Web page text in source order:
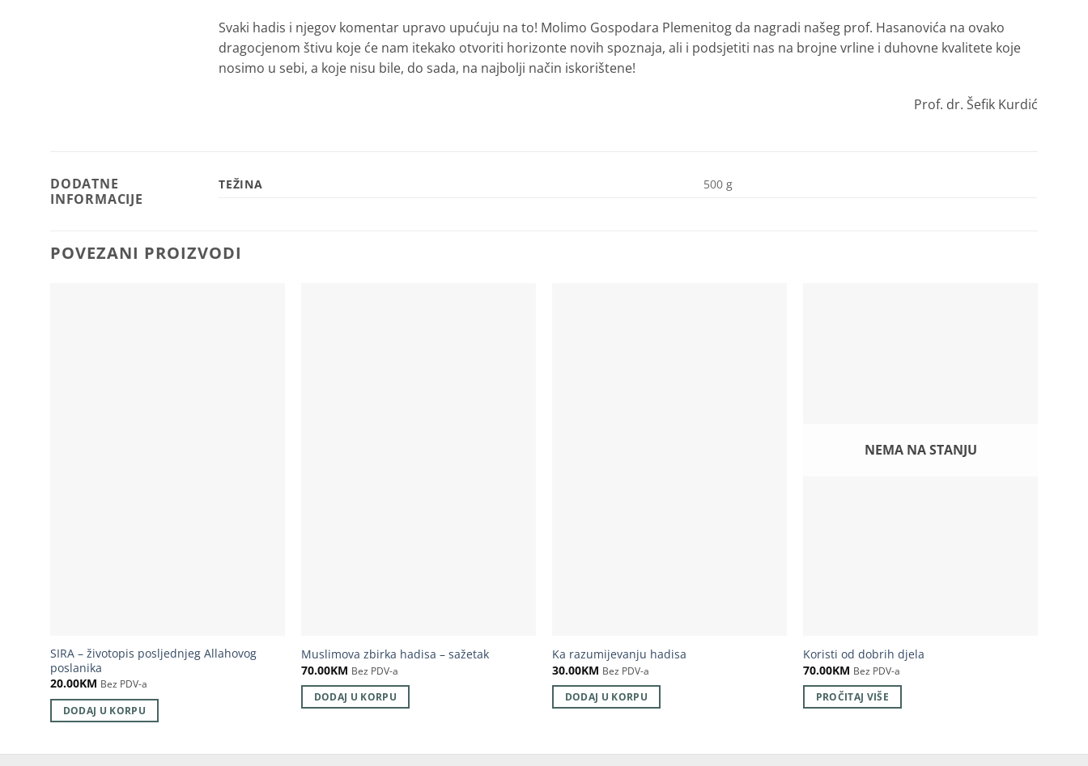
Svaki hadis i njegov komentar upravo upućuju na to! Molimo Gospodara Plemenitog da nagradi našeg prof. Hasanovića na ovako
dragocjenom štivu koje će nam itekako otvoriti horizonte novih spoznaja, ali i podsjetiti nas na brojne vrline i duhovne kvalitete koje
nosimo u sebi, a koje nisu bile, do sada, na najbolji način iskorištene!
Prof. dr. Šefik Kurdić
DODATNE
INFORMACIJE
TEŽINA 500 g
POVEZANI PROIZVODI
SIRA – životopis posljednjeg Allahovog
poslanika
20.00KM Bez PDV-a
DODAJ U KORPU
Muslimova zbirka hadisa – sažetak
70.00KM Bez PDV-a
DODAJ U KORPU
Ka razumijevanju hadisa
30.00KM Bez PDV-a
DODAJ U KORPU
NEMA NA STANJU
Koristi od dobrih djela
70.00KM Bez PDV-a
PROČITAJ VIŠE